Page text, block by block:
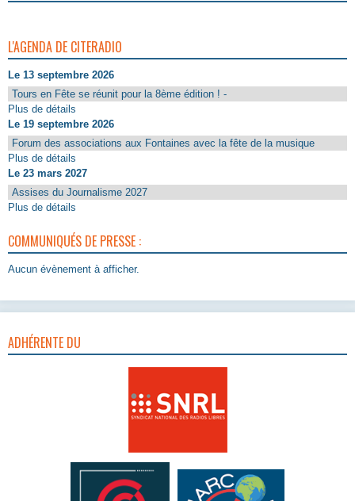
L'AGENDA DE CITERADIO
Le 13 septembre 2026
Tours en Fête se réunit pour la 8ème édition ! -
Plus de détails
Le 19 septembre 2026
Forum des associations aux Fontaines avec la fête de la musique
Plus de détails
Le 23 mars 2027
Assises du Journalisme 2027
Plus de détails
COMMUNIQUÉS DE PRESSE :
Aucun évènement à afficher.
ADHÉRENTE DU